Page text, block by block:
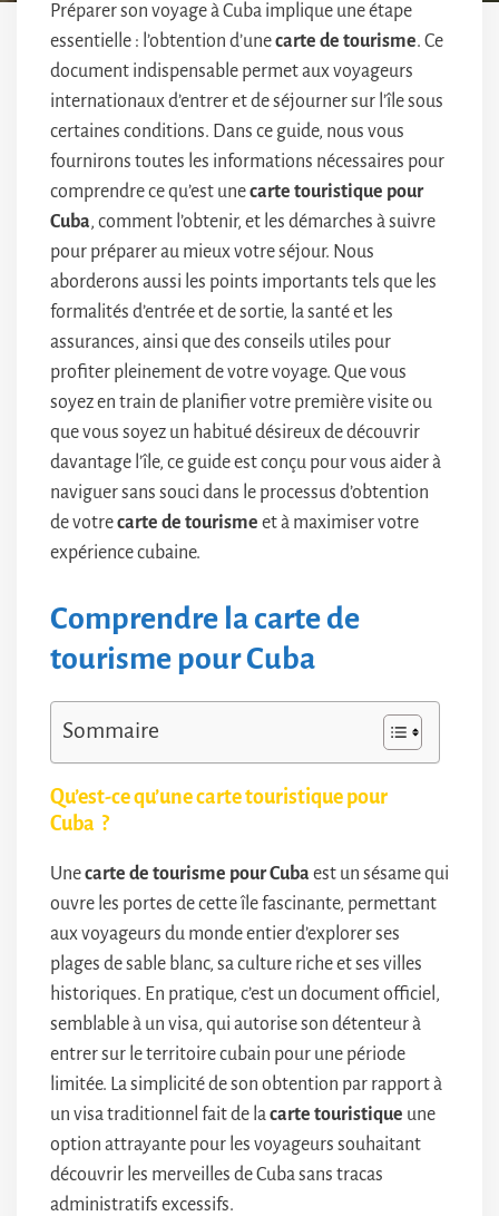
Préparer son voyage à Cuba implique une étape
essentielle : l’obtention d’unecarte de tourisme. Ce
document indispensable permet aux voyageurs
internationaux d’entrer et de séjourner sur l’île sous
certaines conditions. Dans ce guide, nous vous
fournirons toutes les informations nécessaires pour
comprendre ce qu’est unecarte touristique pour
Cuba, comment l’obtenir, et les démarches à suivre
pour préparer au mieux votre séjour. Nous
aborderons aussi les points importants tels que les
formalités d’entrée et de sortie, la santé et les
assurances, ainsi que des conseils utiles pour
profiter pleinement de votre voyage. Que vous
soyez en train de planifier votre première visite ou
que vous soyez un habitué désireux de découvrir
davantage l’île, ce guide est conçu pour vous aider à
naviguer sans souci dans le processus d’obtention
de votrecarte de tourisme et à maximiser votre
expérience cubaine.
Comprendre la carte de
tourisme pour Cuba
Sommaire
Qu’est-ce qu’une carte touristique pour
Cuba ?
Unecarte de tourisme pour Cuba est un sésame qui
ouvre les portes de cette île fascinante, permettant
aux voyageurs du monde entier d’explorer ses
plages de sable blanc, sa culture riche et ses villes
historiques. En pratique, c’est un document officiel,
semblable à un visa, qui autorise son détenteur à
entrer sur le territoire cubain pour une période
limitée. La simplicité de son obtention par rapport à
un visa traditionnel fait de lacarte touristique une
option attrayante pour les voyageurs souhaitant
découvrir les merveilles de Cuba sans tracas
administratifs excessifs.